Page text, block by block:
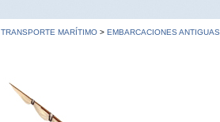
TRANSPORTE MARÍTIMO > EMBARCACIONES ANTIGUAS